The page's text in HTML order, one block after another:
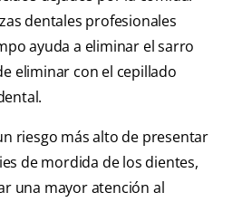
dentales profesionales
ayuda a eliminar el sarro
eliminar con el cepillado
riesgo más alto de presentar
de mordida de los dientes,
una mayor atención al